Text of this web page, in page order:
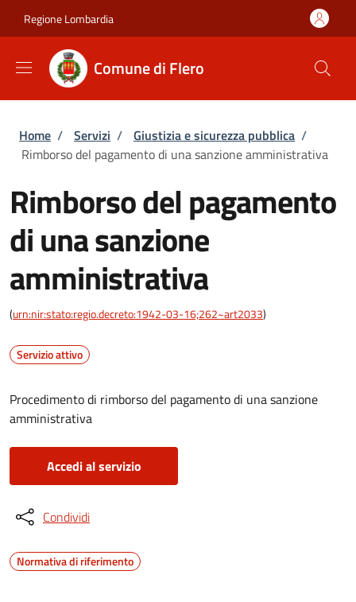
Regione Lombardia
Comune di Flero
Briciole di pane
Home / Servizi / Giustizia e sicurezza pubblica /
Rimborso del pagamento di una sanzione amministrativa
Rimborso del pagamento
di una sanzione
amministrativa
(urn:nir:stato:regio.decreto:1942-03-16;262~art2033)
Servizio attivo
Procedimento di rimborso del pagamento di una sanzione
amministrativa
Accedi al servizio
Condividi
Normativa di riferimento